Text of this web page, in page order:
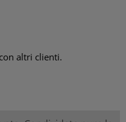
altri clienti.